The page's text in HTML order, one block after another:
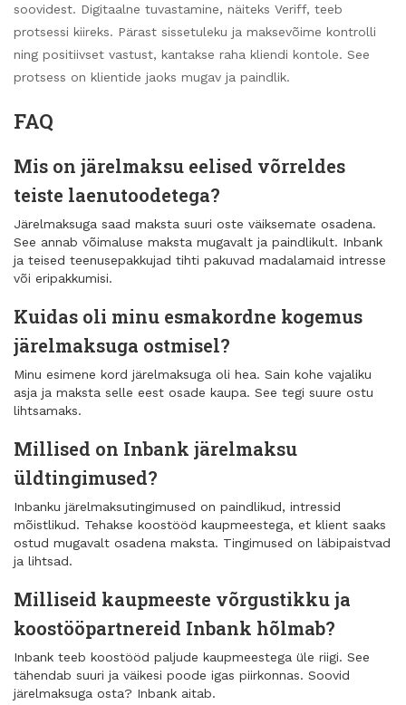
soovidest. Digitaalne tuvastamine, näiteks Veriff, teeb
protsessi kiireks. Pärast sissetuleku ja maksevõime kontrolli
ning positiivset vastust, kantakse raha kliendi kontole. See
protsess on klientide jaoks mugav ja paindlik.
FAQ
Mis on järelmaksu eelised võrreldes
teiste laenutoodetega?
Järelmaksuga saad maksta suuri oste väiksemate osadena.
See annab võimaluse maksta mugavalt ja paindlikult. Inbank
ja teised teenusepakkujad tihti pakuvad madalamaid intresse
või eripakkumisi.
Kuidas oli minu esmakordne kogemus
järelmaksuga ostmisel?
Minu esimene kord järelmaksuga oli hea. Sain kohe vajaliku
asja ja maksta selle eest osade kaupa. See tegi suure ostu
lihtsamaks.
Millised on Inbank järelmaksu
üldtingimused?
Inbanku järelmaksutingimused on paindlikud, intressid
mõistlikud. Tehakse koostööd kaupmeestega, et klient saaks
ostud mugavalt osadena maksta. Tingimused on läbipaistvad
ja lihtsad.
Milliseid kaupmeeste võrgustikku ja
koostööpartnereid Inbank hõlmab?
Inbank teeb koostööd paljude kaupmeestega üle riigi. See
tähendab suuri ja väikesi poode igas piirkonnas. Soovid
järelmaksuga osta? Inbank aitab.